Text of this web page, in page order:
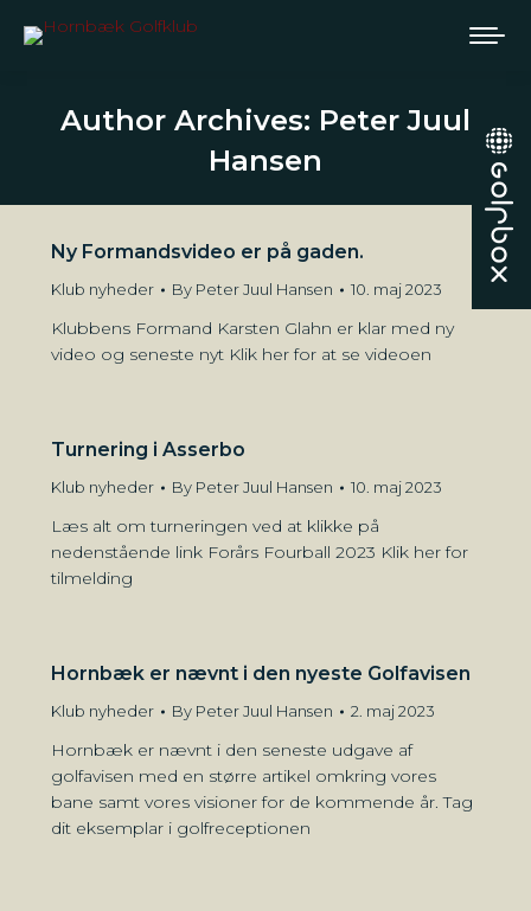
Author Archives: Peter Juul
Hansen
Ny Formandsvideo er på gaden.
Klub nyheder By Peter Juul Hansen 10. maj 2023
Klubbens Formand Karsten Glahn er klar med ny
video og seneste nyt Klik her for at se videoen
Turnering i Asserbo
Klub nyheder By Peter Juul Hansen 10. maj 2023
Læs alt om turneringen ved at klikke på
nedenstående link Forårs Fourball 2023 Klik her for
tilmelding
Hornbæk er nævnt i den nyeste Golfavisen
Klub nyheder By Peter Juul Hansen 2. maj 2023
Hornbæk er nævnt i den seneste udgave af
golfavisen med en større artikel omkring vores
bane samt vores visioner for de kommende år. Tag
dit eksemplar i golfreceptionen